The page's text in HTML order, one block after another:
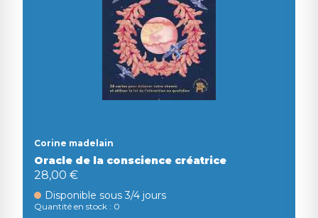
Corine madelain
Oracle de la conscience créatrice
28,00 €
Disponible sous 3/4 jours
Quantité en stock : 0